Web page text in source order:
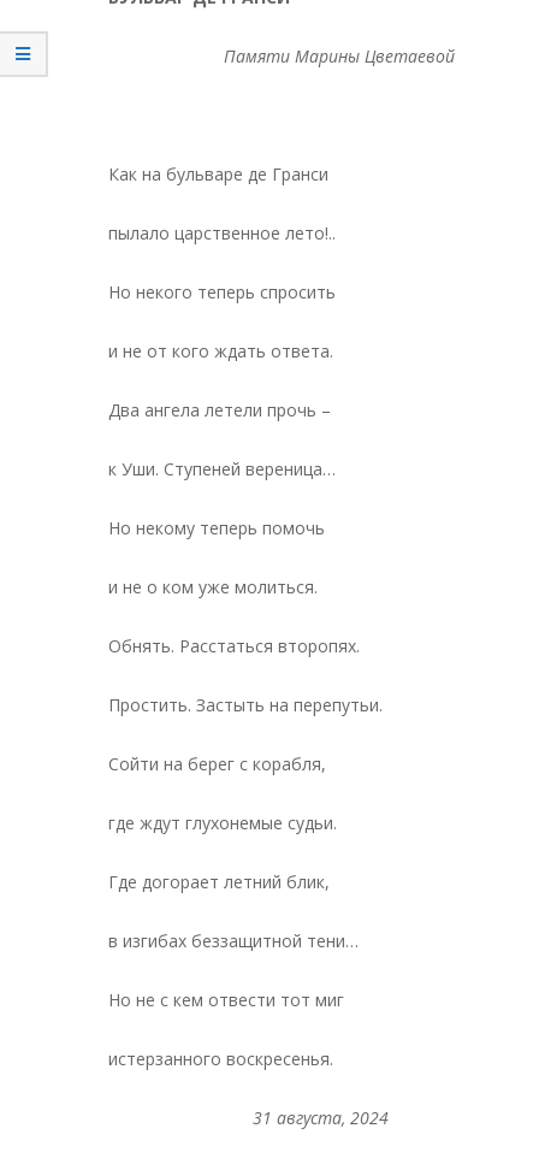
Памяти Марины Цветаевой
Как на бульваре де Гранси
пылало царственное лето!..
Но некого теперь спросить
и не от кого ждать ответа.
Два ангела летели прочь –
к Уши. Ступеней вереница…
Но некому теперь помочь
и не о ком уже молиться.
Oбнять. Расстаться второпях.
Простить. Застыть на перепутьи.
Сойти на берег с корабля,
где ждут глухонемые судьи.
Где догорает летний блик,
в изгибах беззащитной тени…
Но не с кем отвести тот миг
истерзанного воскресенья.
31 августа, 2024